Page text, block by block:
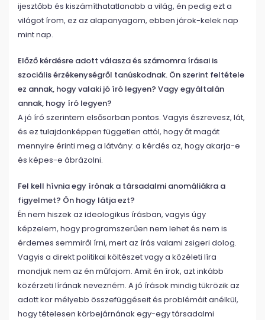
ijesztőbb és kiszámíthatatlanabb a világ, én pedig ezt a
világot írom, ez az alapanyagom, ebben járok-kelek nap
mint nap.
Előző kérdésre adott válasza és számomra írásai is
szociális érzékenységről tanúskodnak. Ön szerint feltétele
ez annak, hogy valaki jó író legyen? Vagy egyáltalán
annak, hogy író legyen?
A jó író szerintem elsősorban pontos. Vagyis észrevesz, lát,
és ez tulajdonképpen független attól, hogy őt magát
mennyire érinti meg a látvány: a kérdés az, hogy akarja-e
és képes-e ábrázolni.
Fel kell hívnia egy írónak a társadalmi anomáliákra a
figyelmet? Ön hogy látja ezt?
Én nem hiszek az ideologikus írásban, vagyis úgy
képzelem, hogy programszerűen nem lehet és nem is
érdemes semmiről írni, mert az írás valami zsigeri dolog.
Vagyis a direkt politikai költészet vagy a közéleti líra
mondjuk nem az én műfajom. Amit én írok, azt inkább
közérzeti lírának nevezném. A jó írások mindig tükrözik az
adott kor mélyebb összefüggéseit és problémáit anélkül,
hogy tételesen körbejárnának egy-egy társadalmi